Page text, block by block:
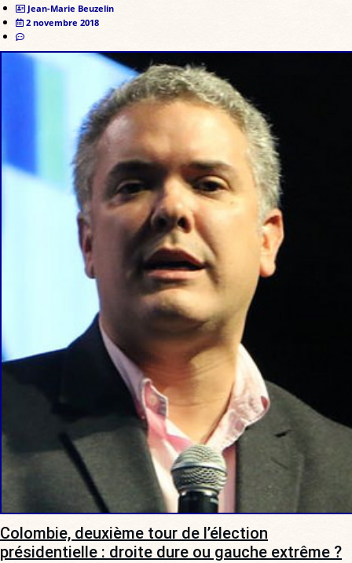
Jean-Marie Beuzelin
2 novembre 2018
Colombie, deuxième tour de l’élection
présidentielle : droite dure ou gauche extrême ?